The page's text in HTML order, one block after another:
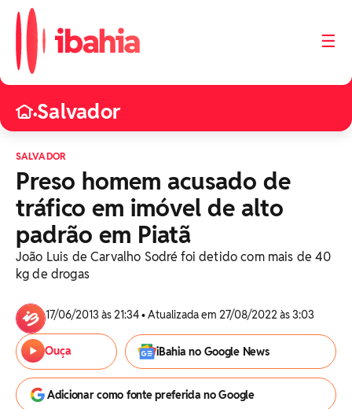
☰
•Salvador
SALVADOR
Preso homem acusado de
tráfico em imóvel de alto
padrão em Piatã
João Luis de Carvalho Sodré foi detido com mais de 40
kg de drogas
17/06/2013 às 21:34 • Atualizada em 27/08/2022 às 3:03
Ouça iBahia no Google News
Adicionar como fonte preferida no Google